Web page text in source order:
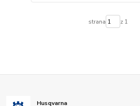
strana z 1
Husqvarna